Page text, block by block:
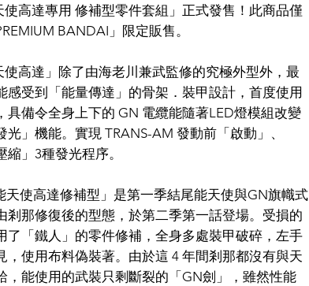
使高達專用 修補型零件套組」正式發售！此商品僅
BANDAI」限定販售。
使高達」除了由海老川兼武監修的究極外型外，最
感受到「能量傳達」的骨架．裝甲設計，首度使用
具備令全身上下的 GN 電纜能隨著LED燈模組改變
光」機能。實現 TRANS-AM 發動前「啟動」、
縮」3種發光程序。
天使高達修補型」是第一季結尾能天使與GN旗幟式
剎那修復後的型態，於第二季第一話登場。受損的
了「鐵人」的零件修補，全身多處裝甲破碎，左手
，使用布料偽裝著。由於這 4 年間剎那都沒有與天
，能使用的武裝只剩斷裂的「GN劍」，雖然性能